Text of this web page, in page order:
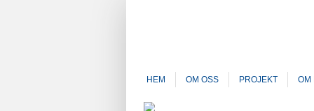
HEM OM OSS PROJEKT OM